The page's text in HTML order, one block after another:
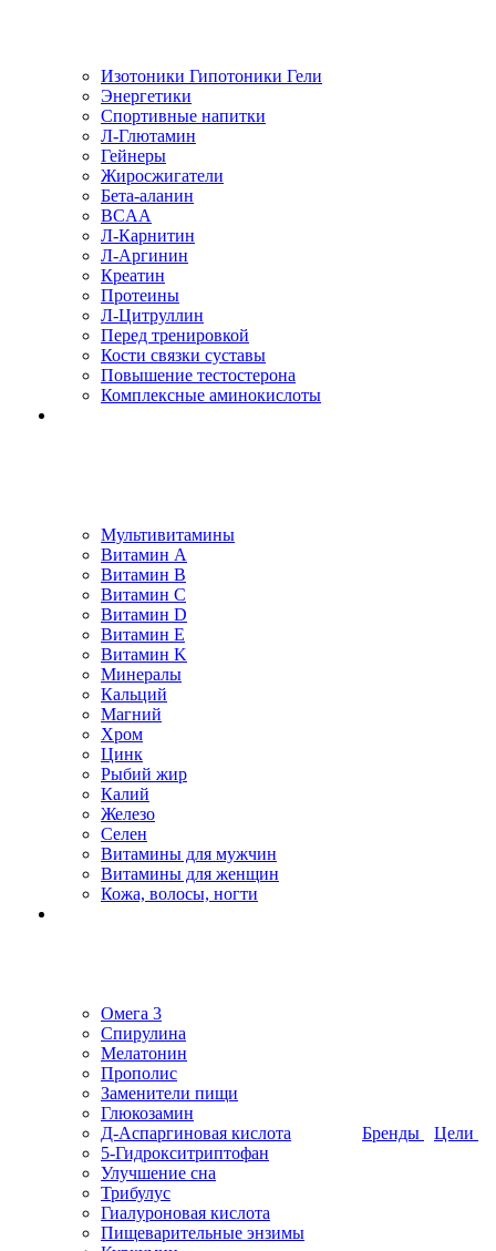
Изотоники Гипотоники Гели
Энергетики
Спортивные напитки
Л-Глютамин
Гейнеры
Жиросжигатели
Бета-аланин
BCAA
Л-Карнитин
Л-Аргинин
Креатин
Протеины
Л-Цитруллин
Перед тренировкой
Кости связки суставы
Повышение тестостерона
Комплексные аминокислоты
Мультивитамины
Витамин A
Витамин B
Витамин C
Витамин D
Витамин E
Витамин K
Минералы
Кальций
Магний
Хром
Цинк
Рыбий жир
Калий
Железо
Селен
Витамины для мужчин
Витамины для женщин
Кожа, волосы, ногти
Омега 3
Спирулина
Мелатонин
Прополис
Заменители пищи
Глюкозамин
Д-Аспаргиновая кислота
5-Гидрокситриптофан
Улучшение сна
Трибулус
Гиалуроновая кислота
Пищеварительные энзимы
Бренды Цели